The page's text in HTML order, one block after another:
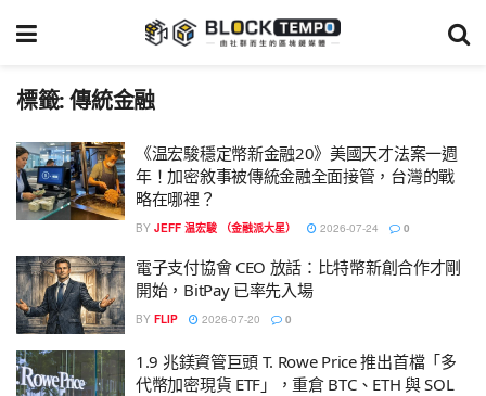
標籤:傳統金融
《温宏駿穩定幣新金融20》美國天才法案一週
年！加密敘事被傳統金融全面接管，台灣的戰
略在哪裡？
BY JEFF 温宏駿 （金融派大星） 2026-07-24 0
電子支付協會 CEO 放話：比特幣新創合作才剛
開始，BitPay 已率先入場
BY FLIP 2026-07-20 0
1.9 兆鎂資管巨頭 T. Rowe Price 推出首檔「多
代幣加密現貨 ETF」，重倉 BTC、ETH 與 SOL